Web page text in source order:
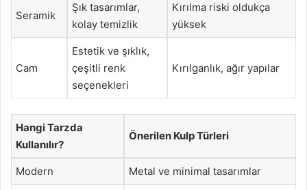
Seramik
Şık tasarımlar,
kolay temizlik
Kırılma riski oldukça
yüksek
Cam
Estetik ve şıklık,
çeşitli renk
seçenekleri
Kırılganlık, ağır yapılar
Hangi Tarzda
Kullanılır?
Önerilen Kulp Türleri
Modern Metal ve minimal tasarımlar